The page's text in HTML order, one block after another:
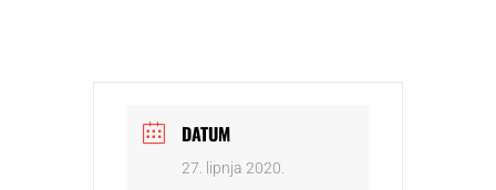
DATUM
27. lipnja 2020.